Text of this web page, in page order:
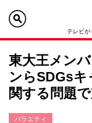
テレビが
東大王メン
ンらSDGsキ
関する問題
バラエティ